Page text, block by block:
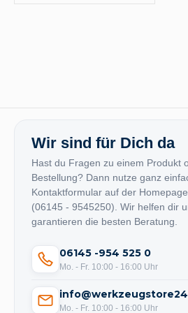
Wir sind für Dich da
Hast du Fragen zu einem Produkt
Bestellung? Dann nutze ganz
Kontaktformular auf der
(06145 - 9545250). Wir helfen dir
garantieren die besten Beratung.
06145 -954 525 0
Mo. - Fr. 10:00 - 16:00 Uhr
Mo. - Fr. 10:00 - 16:00 Uhr